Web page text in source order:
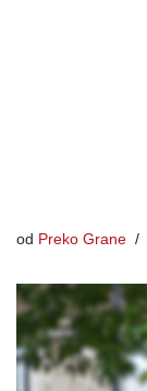
od Preko Grane